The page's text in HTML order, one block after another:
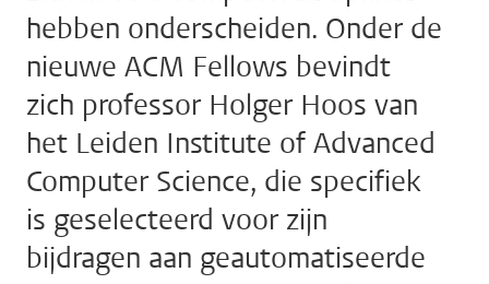
hebben onderscheiden. Onder de
nieuwe ACM Fellows bevindt
zich professor Holger Hoos van
het Leiden Institute of Advanced
Computer Science, die specifiek
is geselecteerd voor zijn
bijdragen aan geautomatiseerde